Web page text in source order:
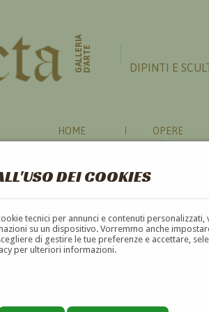
DEI COOKIES
tecnici per annunci e contenuti
su un dispositivo. Vorremmo anche
di gestire le tue preferenze e accettare,
per ulteriori informazioni.
GALLERIAD'ARTE DIPINTI E
HOME OPERE
A B C D E F G H I J